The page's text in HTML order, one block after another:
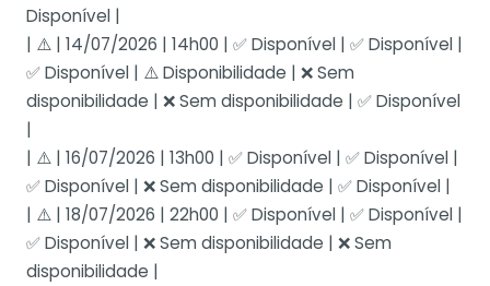
Disponível |
| ⚠️ | 14/07/2026 | 14h00 | ✅ Disponível | ✅ Disponível |
✅ Disponível | ⚠️ Disponibilidade | ❌ Sem
disponibilidade | ❌ Sem disponibilidade | ✅ Disponível
|
| ⚠️ | 16/07/2026 | 13h00 | ✅ Disponível | ✅ Disponível |
✅ Disponível | ❌ Sem disponibilidade | ✅ Disponível |
| ⚠️ | 18/07/2026 | 22h00 | ✅ Disponível | ✅ Disponível |
✅ Disponível | ❌ Sem disponibilidade | ❌ Sem
disponibilidade |